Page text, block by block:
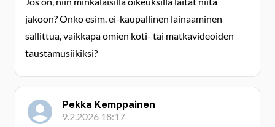
jakoon? Onko esim. ei-kaupallinen lainaaminen
sallittua, vaikkapa omien koti- tai matkavideoiden
taustamusiikiksi?
Pekka Kemppainen
9.2.2026 18:17